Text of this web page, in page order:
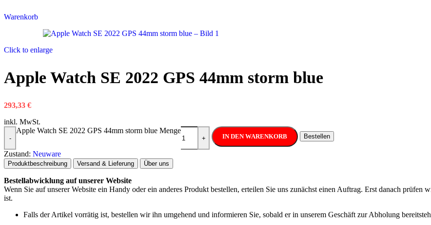
Warenkorb
Click to enlarge
Apple Watch SE 2022 GPS 44mm storm blue
293,33 €
inkl. MwSt.
-
Apple Watch SE 2022 GPS 44mm storm blue Menge
+ IN DEN WARENKORB Bestellen
Zustand: Neuware
Produktbeschreibung Versand & Lieferung Über uns
Bestellabwicklung auf unserer Website
Wenn Sie auf unserer Website ein Handy oder ein anderes Produkt bestellen, erteilen Sie uns zunächst einen Auftrag. Erst danach
ist.
Falls der Artikel vorrätig ist, bestellen wir ihn umgehend und informieren Sie, sobald er in unserem Geschäft zur Abholung